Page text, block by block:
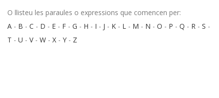
O llisteu les paraules o expressions que comencen per:
A - B - C - D - E - F - G - H - I - J - K - L - M - N - O - P - Q - R - S -
T - U - V- W - X - Y - Z